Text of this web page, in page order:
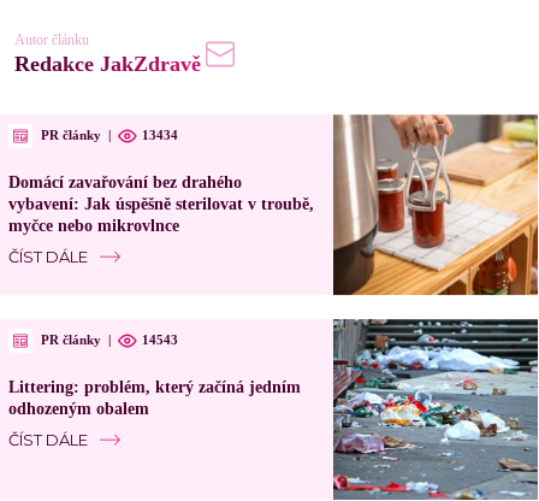
Autor článku
Redakce JakZdravě
PR články | 13434
Domácí zavařování bez drahého
vybavení: Jak úspěšně sterilovat v troubě,
myčce nebo mikrovlnce
ČÍST DÁLE
PR články | 14543
Littering: problém, který začíná jedním
odhozeným obalem
ČÍST DÁLE